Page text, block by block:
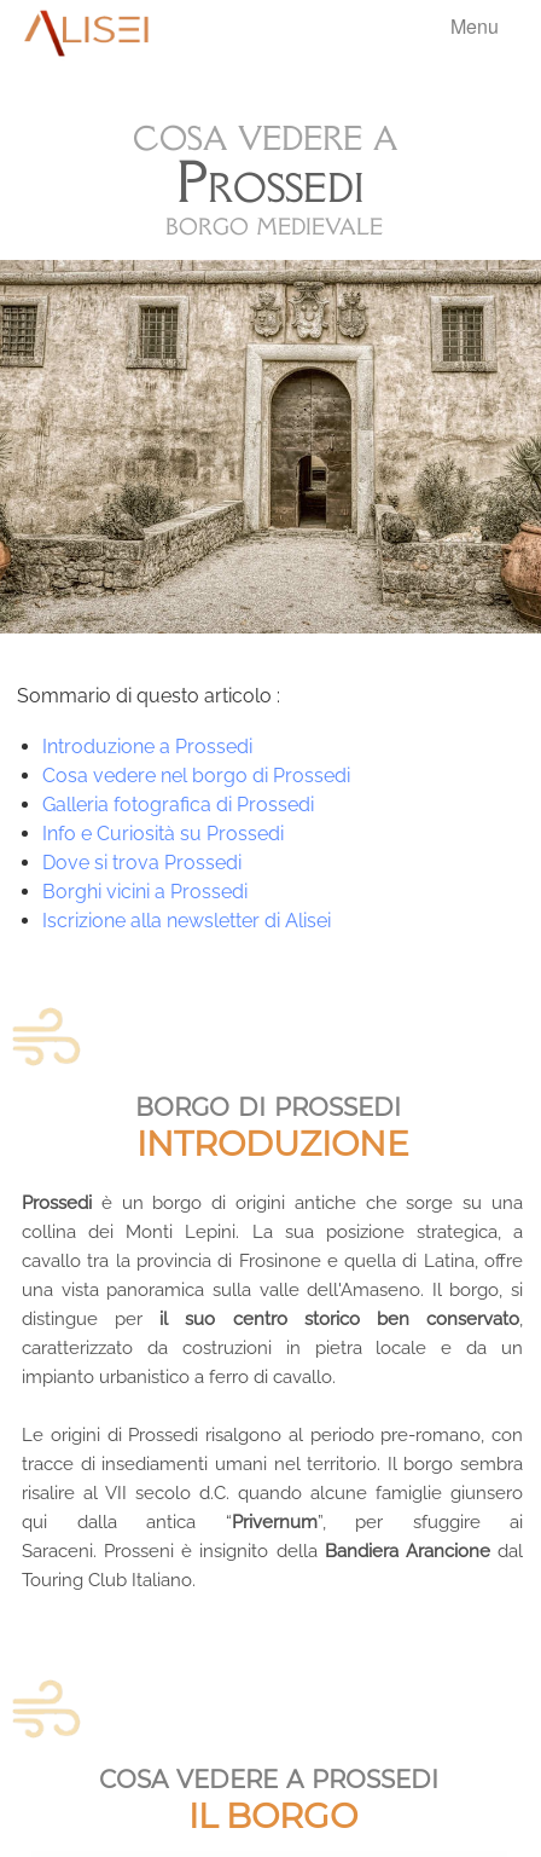
aliseri Menu
BLOG▼
INFO▼
cosa vedere a
Prossedi
borgo medievale
.
.
.
.
Sommario di questo articolo :
Introduzione a Prossedi
Cosa vedere nel borgo di Prossedi
Galleria fotografica di Prossedi
Info e Curiosità su Prossedi
Dove si trova Prossedi
Borghi vicini a Prossedi
Iscrizione alla newsletter di Alisei
borgo di prossedi
INTRODUZIONE
Prossedi è un borgo di origini antiche che sorge su una
collina dei Monti Lepini. La sua posizione strategica, a
cavallo tra la provincia di Frosinone e quella di Latina, offre
una vista panoramica sulla valle dell'Amaseno. Il borgo, si
distingue per il suo centro storico ben conservato,
caratterizzato da costruzioni in pietra locale e da un
impianto urbanistico a ferro di cavallo.
Le origini di Prossedi risalgono al periodo pre-romano, con
tracce di insediamenti umani nel territorio. Il borgo sembra
risalire al VII secolo d.C. quando alcune famiglie giunsero
qui dalla antica “Privernum”, per sfuggire ai
Saraceni. Prosseni è insignito della Bandiera Arancionedal
Touring Club Italiano.
cosa vedere a prossedi
IL BORGO